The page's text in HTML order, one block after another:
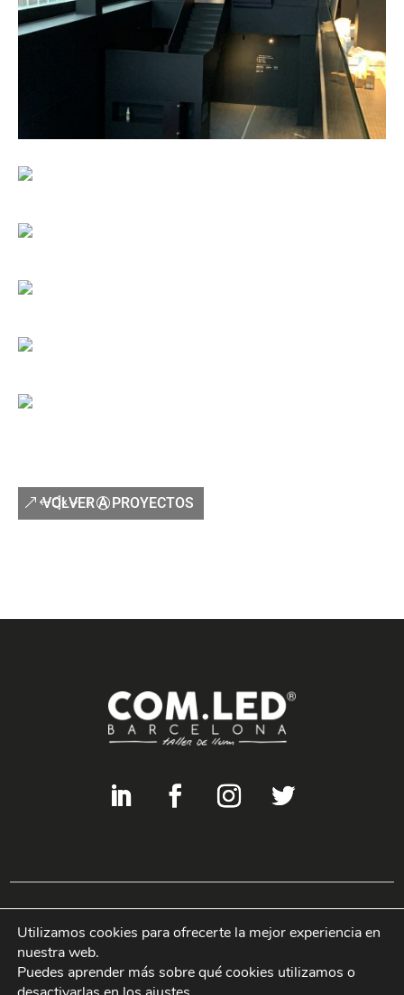
VOLVER A PROYECTOS
Copyright © 2022 COM-LED Todos los derechos reservados ©
Política de privacidadIUso de cookies
Utilizamos cookies para ofrecerte la mejor experiencia en
nuestra web.
Puedes aprender más sobre qué cookies utilizamos o